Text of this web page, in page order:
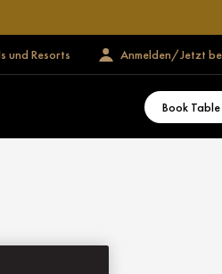
und Resorts Anmelden/Jetzt
Book Table